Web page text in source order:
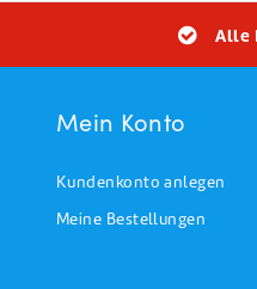
Alle
Mein Konto
Kundenkonto anlegen
Meine Bestellungen